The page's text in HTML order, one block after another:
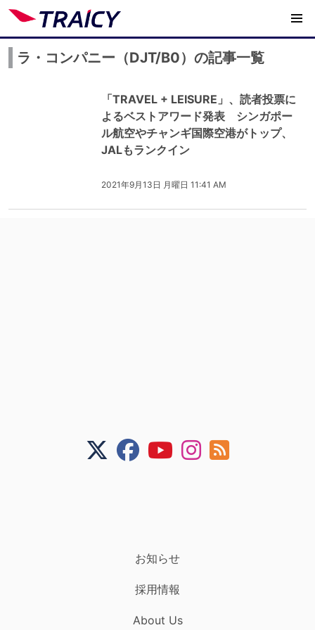
ラ・コンパニー（DJT/B0）の記事一覧
「TRAVEL + LEISURE」、読者投票に
よるベストアワード発表 シンガポー
ル航空やチャンギ国際空港がトップ、
JALもランクイン
2021年9月13日 月曜日 11:41 AM
お知らせ
採用情報
About Us